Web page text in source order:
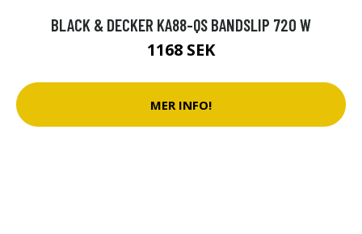
BLACK & DECKER KA88-QS BANDSLIP 720 W
1168 SEK
MER INFO!